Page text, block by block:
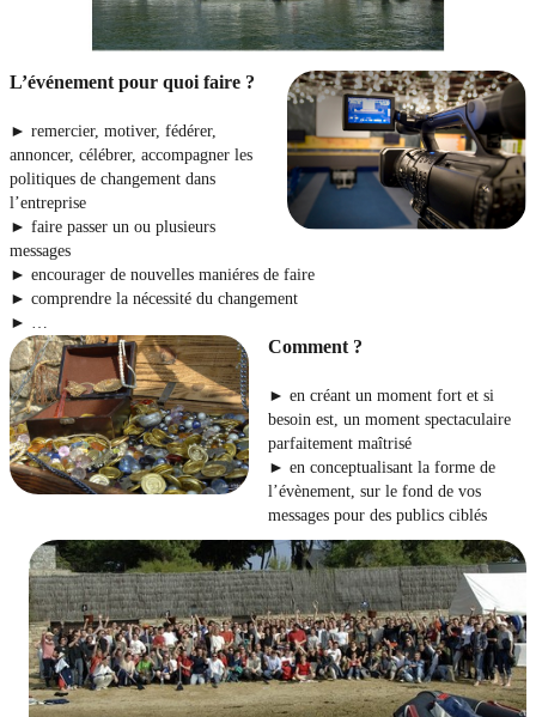
L’événement pour quoi faire ?
► remercier, motiver, fédérer,
annoncer, célébrer, accompagner les
politiques de changement dans
l’entreprise
► faire passer un ou plusieurs
messages
► encourager de nouvelles maniéres de faire
► comprendre la nécessité du changement
► …
Comment ?
► en créant un moment fort et si
besoin est, un moment spectaculaire
parfaitement maîtrisé
► en conceptualisant la forme de
l’évènement, sur le fond de vos
messages pour des publics ciblés